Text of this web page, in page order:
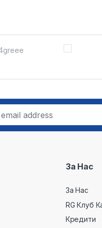
За Нас
За Нас
RG Клуб
Кредити